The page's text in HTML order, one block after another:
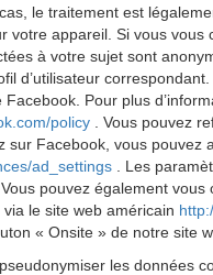
le traitement est
votre appareil. Si vous
à votre sujet sont
d’utilisateur
Pour plus
policy
. Vous pouvez
Facebook, vous
ad_settings
. Les
pouvez également
le site web américain
« Onsite » de notre site
les données